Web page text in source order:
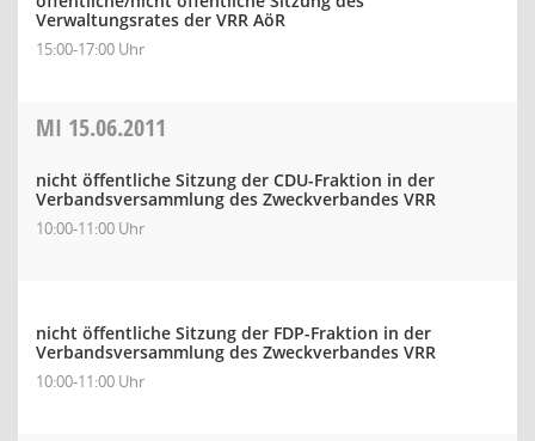
Verwaltungsrates der VRR AöR
15:00-17:00 Uhr
MI 15.06.2011
nicht öffentliche Sitzung der CDU-Fraktion in der
Verbandsversammlung des Zweckverbandes VRR
10:00-11:00 Uhr
nicht öffentliche Sitzung der FDP-Fraktion in der
Verbandsversammlung des Zweckverbandes VRR
10:00-11:00 Uhr